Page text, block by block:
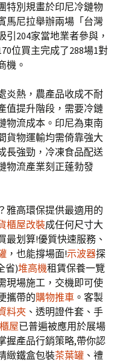
特別規畫於印尼冷鏈物
馬尼拉舉辦兩場「台灣
204家當地業者參與，
位買主完成了288場1對
機。
炎熱，農產品收成不耐
值提升階段，需要冷鏈
物流成本。印尼為東南
貨物運輸均需倚靠強大
長強勁，冷凍食品配送
物流產業刻正蓬勃發
雅高環保提供最適用的
櫃屋改裝成任何尺寸大
最划算!優質快速服務、
，也能撐場面!示波器探
省)堆高機租賃保養一覽
現場施工，交機即可使
攜帶的購物推車 。客製
料夾 、透明證件套、手
屋已普遍被應用於展場
握產品行銷策略,帶你認
緻鐵盒包裝茶葉罐 、禮